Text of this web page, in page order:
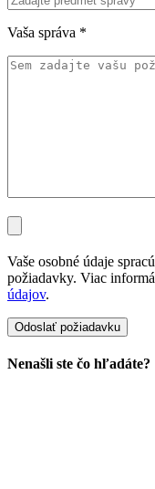
Vaša správa *
Vaše osobné údaje
požiadavky. Viac
údajov.
Nenašli ste čo hľadáte?